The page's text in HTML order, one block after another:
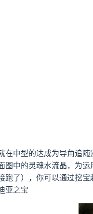
在中型的达成为导角追
图中的灵魂水流晶，为
跑了），你可以通过挖
亚之宝